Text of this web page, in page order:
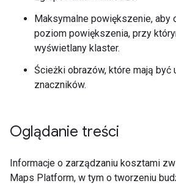
Maksymalne powiększenie, aby
poziom powiększenia, przy
wyświetlany klaster.
Ścieżki obrazów, które mają być
znaczników.
Oglądanie treści
Informacje o zarządzaniu kosztami
Maps Platform, w tym o tworzeniu